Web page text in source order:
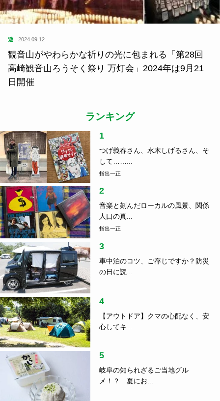
遊 2024.09.12
観音山がやわらかな祈りの光に包まれる「第28回
高崎観音山ろうそく祭り 万灯会」2024年は9月21
日開催
ランキング
1
つげ義春さん、水木しげるさん、そ
して……...
指出一正
2
音楽と刻んだローカルの風景、関係
人口の真...
指出一正
3
車中泊のコツ、ご存じですか？防災
の日に読...
4
【アウトドア】クマの心配なく、安
心してキ...
5
岐阜の知られざるご当地グル
メ！？ 夏にお...